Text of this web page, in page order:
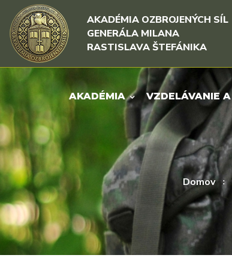
Rovno na obsah
Rovno na menu
AKADÉMIA OZBROJENÝCH SÍL
GENERÁLA MILANA
RASTISLAVA ŠTEFÁNIKA
AKADÉMIA VZDELÁVANIE
Domov